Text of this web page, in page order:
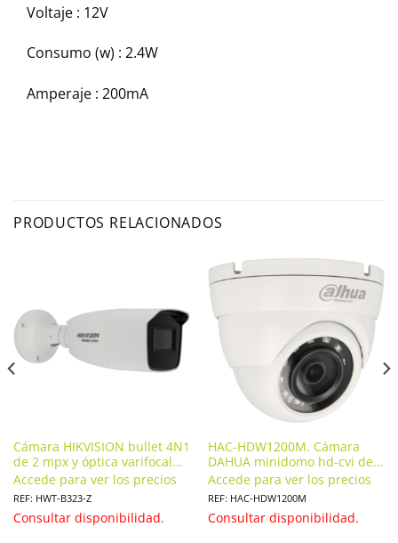
Voltaje : 12V
Consumo (w) : 2.4W
Amperaje : 200mA
PRODUCTOS RELACIONADOS
Cámara HIKVISION bullet 4N1
de 2 mpx y óptica varifocal
motorizada (zoom). HWT-
B323-Z
Accede para ver los precios
REF: HWT-B323-Z
Consultar disponibilidad.
HAC-HDW1200M. Cámara
DAHUA minidomo hd-cvi de 2
megapíxeles y óptica fija
Accede para ver los precios
REF: HAC-HDW1200M
Consultar disponibilidad.